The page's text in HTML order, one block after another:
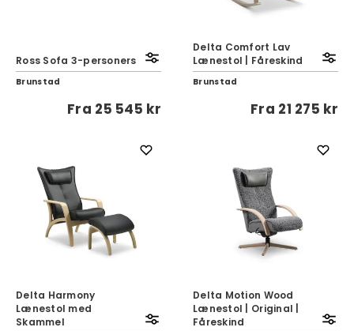
Ross Sofa 3-personers
Brunstad
Fra 25 545 kr
Delta Comfort Lav
Lænestol | Fåreskind
Brunstad
Fra 21 275 kr
Delta Harmony
Lænestol med
Skammel
Delta Motion Wood
Lænestol | Original |
Fåreskind